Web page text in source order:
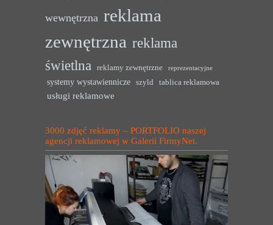
wewnętrzna reklama
zewnętrzna reklama
świetlna
reklamy zewnętrzne reprezentacyjne
systemy wystawiennicze szyld tablica reklamowa
usługi reklamowe
3000 zdjęć reklamy – PORTFOLIO naszej
agencji reklamowej w Galerii FirmyNet.